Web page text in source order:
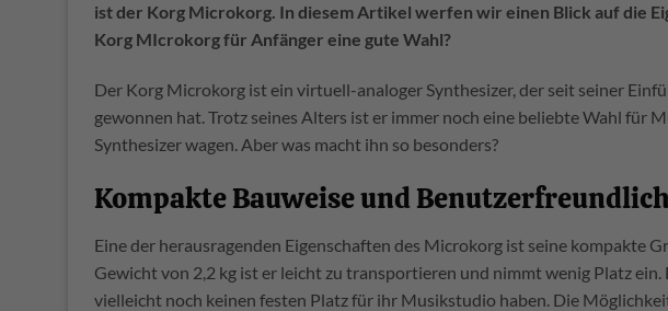
ist der Korg Microkorg. In diesem Artikel werfen wir einen Blick auf die
Korg MIcrokorg für Anfänger eine gute Wahl?
Der Korg Microkorg ist ein virtuell-analoger Synthesizer, der seit seiner
gewonnen hat. Trotz seines Alters ist er immer noch eine beliebte Wahl für
Synthesizer wagen. Aber was macht ihn so besonders?
Kompakte Bauweise und
Eine der herausragenden Eigenschaften des Microkorg ist seine kompakte
Gewicht von 2,2 kg ist er leicht zu transportieren und nimmt wenig Platz
vielleicht noch keinen festen Platz für ihr Musikstudio haben. Die